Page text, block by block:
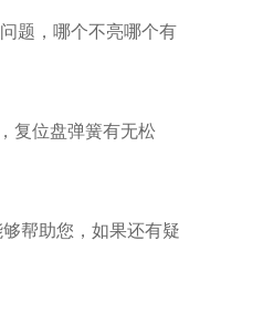
题，哪个不亮哪个有
复位盘弹簧有无松
帮助您，如果还有疑